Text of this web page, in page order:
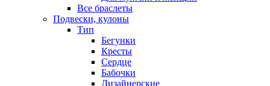
Все браслеты
Подвески, кулоны
Тип
Бегунки
Кресты
Сердце
Бабочки
Дизайнерские